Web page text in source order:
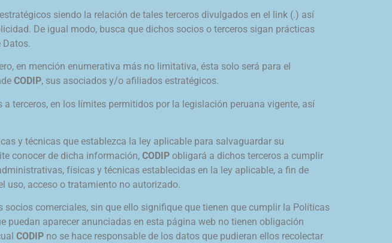
siendo la relación de tales terceros divulgados en el link (.) así
De igual modo, busca que dichos socios o terceros sigan prácticas
Datos.
en mención enumerativa más no limitativa, ésta solo será para el
CODIP, sus asociados y/o afiliados estratégicos.
a terceros, en los límites permitidos por la legislación peruana vigente, así
y técnicas que establezca la ley aplicable para salvaguardar su
conocer de dicha información, CODIP obligará a dichos terceros a cumplir
físicas y técnicas establecidas en la ley aplicable, a fin de
uso, acceso o tratamiento no autorizado.
socios comerciales, sin que ello signifique que tienen que cumplir la Políticas
puedan aparecer anunciadas en esta página web no tienen obligación
CODIP no se hace responsable de los datos que pudieran ellos recolectar